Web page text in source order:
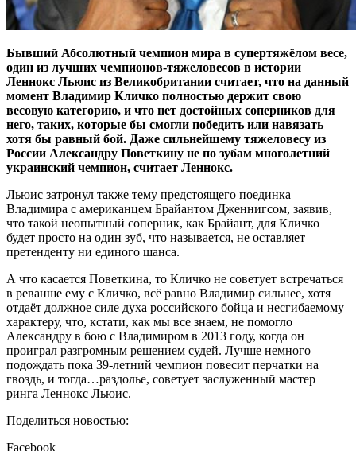
Бывший Абсолютный чемпион мира в супертяжёлом весе,
один из лучших чемпионов-тяжеловесов в истории
Леннокс Льюис из Великобритании считает, что на данный
момент Владимир Кличко полностью держит свою
весовую категорию, и что нет достойных соперников для
него, таких, которые бы смогли победить или навязать
хотя бы равный бой. Даже сильнейшему тяжеловесу из
России Александру Поветкину не по зубам многолетний
украинский чемпион, считает Леннокс.
Льюис затронул также тему предстоящего поединка
Владимира с американцем Брайантом Дженнигсом, заявив,
что такой неопытный соперник, как Брайант, для Кличко
будет просто на один зуб, что называется, не оставляет
претенденту ни единого шанса.
А что касается Поветкина, то Кличко не советует встречаться
в реванше ему с Кличко, всё равно Владимир сильнее, хотя
отдаёт должное силе духа российского бойца и несгибаемому
характеру, что, кстати, как мы все знаем, не помогло
Александру в бою с Владимиром в 2013 году, когда он
проиграл разгромным решением судей. Лучше немного
подождать пока 39-летний чемпион повесит перчатки на
гвоздь, и тогда…раздолье, советует заслуженный мастер
ринга Леннокс Льюис.
Поделиться новостью:
Facebook